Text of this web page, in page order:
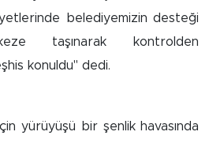
belediyemizin desteği
taşınarak kontrolden
konuldu" dedi.
için yürüyüşü bir şenlik havasında